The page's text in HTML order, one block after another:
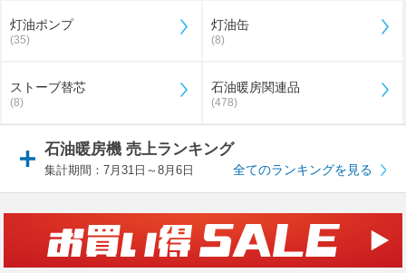
灯油ポンプ
(35)
灯油缶
(8)
ストーブ替芯
(8)
石油暖房関連品
(478)
石油暖房機 売上ランキング
集計期間：7月31日～8月6日 全てのランキングを見る